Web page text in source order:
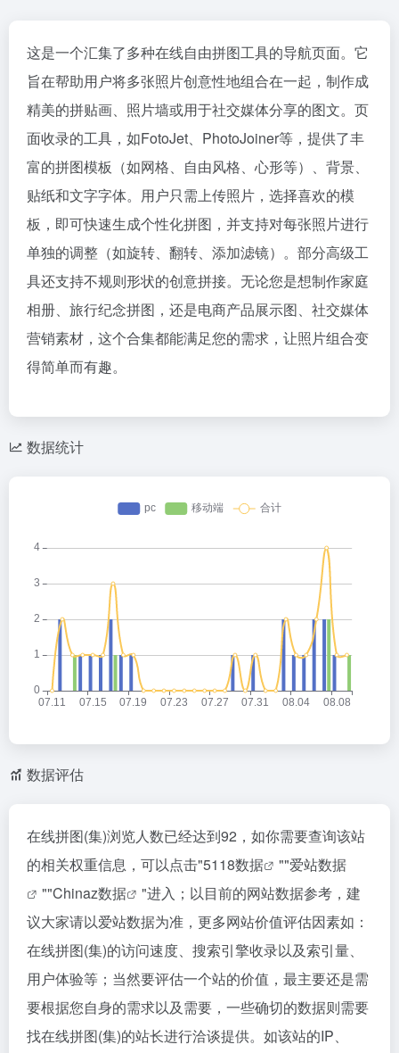
这是一个汇集了多种在线自由拼图工具的导航页面。它
旨在帮助用户将多张照片创意性地组合在一起，制作成
精美的拼贴画、照片墙或用于社交媒体分享的图文。页
面收录的工具，如FotoJet、PhotoJoiner等，提供了丰
富的拼图模板（如网格、自由风格、心形等）、背景、
贴纸和文字字体。用户只需上传照片，选择喜欢的模
板，即可快速生成个性化拼图，并支持对每张照片进行
单独的调整（如旋转、翻转、添加滤镜）。部分高级工
具还支持不规则形状的创意拼接。无论您是想制作家庭
相册、旅行纪念拼图，还是电商产品展示图、社交媒体
营销素材，这个合集都能满足您的需求，让照片组合变
得简单而有趣。
数据统计
数据评估
在线拼图(集)浏览人数已经达到92，如你需要查询该站
的相关权重信息，可以点击"5118数据 ""爱站数据
""Chinaz数据
"进入；以目前的网站数据参考，建
议大家请以爱站数据为准，更多网站价值评估因素如：
在线拼图(集)的访问速度、搜索引擎收录以及索引量、
用户体验等；当然要评估一个站的价值，最主要还是需
要根据您自身的需求以及需要，一些确切的数据则需要
找在线拼图(集)的站长进行洽谈提供。如该站的IP、